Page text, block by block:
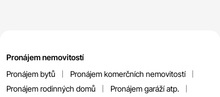
Pronájem nemovitostí
Pronájem bytů
Pronájem komerčních nemovitostí
Pronájem rodinných domů
Pronájem garáží atp.